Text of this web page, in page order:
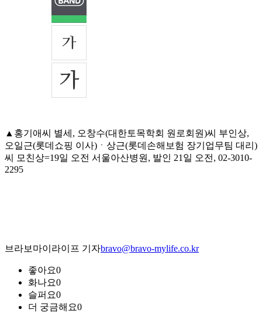
▲홍기애씨 별세, 오창수(대한토목학회 원로회원)씨 부인상,
오일근(롯데쇼핑 이사)ㆍ상근(롯데손해보험 장기업무팀 대리)
씨 모친상=19일 오전 서울아산병원, 발인 21일 오전, 02-3010-
2295
브라보마이라이프 기자bravo@bravo-mylife.co.kr
좋아요0
화나요0
슬퍼요0
더 궁금해요0